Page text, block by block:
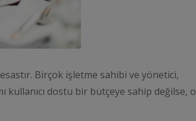
Birçok işletme sahibi ve yönetici,
kullanıcı dostu bir bütçeye sahip değilse, o